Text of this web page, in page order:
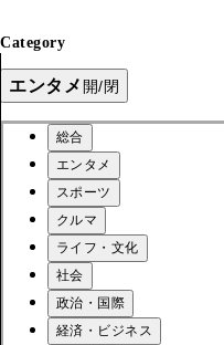
Category
エンタメ 開/閉
総合
エンタメ
スポーツ
クルマ
ライフ・文化
社会
政治・国際
経済・ビジネス